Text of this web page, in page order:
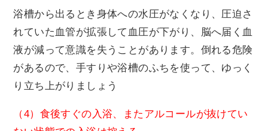
浴槽から出るとき身体への水圧がなくなり、圧迫さ
れていた血管が拡張して血圧が下がり、脳へ届く血
液が減って意識を失うことがあります。倒れる危険
があるので、手すりや浴槽のふちを使って、ゆっく
り立ち上がりましょう
（4）食後すぐの入浴、またアルコールが抜けてい